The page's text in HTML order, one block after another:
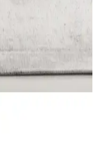
10000
Cihazı Sizin
10000
yorumları detaylı